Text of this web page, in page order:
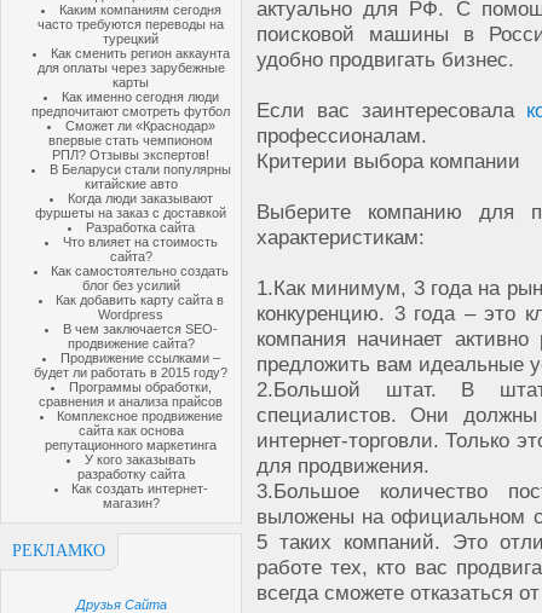
Каким компаниям сегодня
часто требуются переводы на
турецкий
Как сменить регион аккаунта
для оплаты через зарубежные
карты
Как именно сегодня люди
предпочитают смотреть футбол
Сможет ли «Краснодар»
впервые стать чемпионом
РПЛ? Отзывы экспертов!
В Беларуси стали популярны
китайские авто
Когда люди заказывают
фуршеты на заказ с доставкой
Разработка сайта
Что влияет на стоимость
сайта?
Как самостоятельно создать
блог без усилий
Как добавить карту сайта в
Wordpress
В чем заключается SEO-
продвижение сайта?
Продвижение ссылками –
будет ли работать в 2015 году?
Программы обработки,
сравнения и анализа прайсов
Комплексное продвижение
сайта как основа
репутационного маркетинга
У кого заказывать
разработку сайта
Как создать интернет-
магазин?
РЕКЛАМКО
Друзья Сайта
актуально для РФ. С
поисковой машины в
удобно продвигать бизнес.
Если вас заинтересовала
профессионалам.
Критерии выбора компании
Выберите компанию для
характеристикам:
1.Как минимум, 3 года на
конкуренцию. 3 года – это
компания начинает
предложить вам идеальные
2.Большой штат. В
специалистов. Они
интернет-торговли. Только
для продвижения.
3.Большое количество
выложены на официальном
5 таких компаний. Это
работе тех, кто вас
всегда сможете отказаться